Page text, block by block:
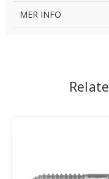
MER INFO